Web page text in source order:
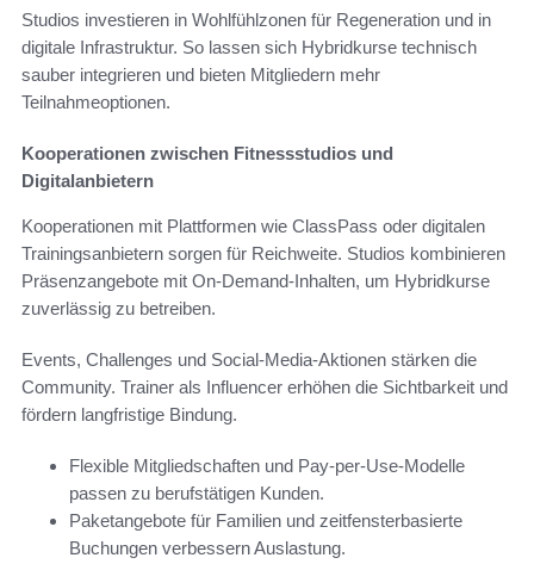
Studios investieren in Wohlfühlzonen für Regeneration und in
digitale Infrastruktur. So lassen sich Hybridkurse technisch
sauber integrieren und bieten Mitgliedern mehr
Teilnahmeoptionen.
Kooperationen zwischen Fitnessstudios und
Digitalanbietern
Kooperationen mit Plattformen wie ClassPass oder digitalen
Trainingsanbietern sorgen für Reichweite. Studios kombinieren
Präsenzangebote mit On-Demand-Inhalten, um Hybridkurse
zuverlässig zu betreiben.
Events, Challenges und Social-Media-Aktionen stärken die
Community. Trainer als Influencer erhöhen die Sichtbarkeit und
fördern langfristige Bindung.
Flexible Mitgliedschaften und Pay-per-Use-Modelle
passen zu berufstätigen Kunden.
Paketangebote für Familien und zeitfensterbasierte
Buchungen verbessern Auslastung.